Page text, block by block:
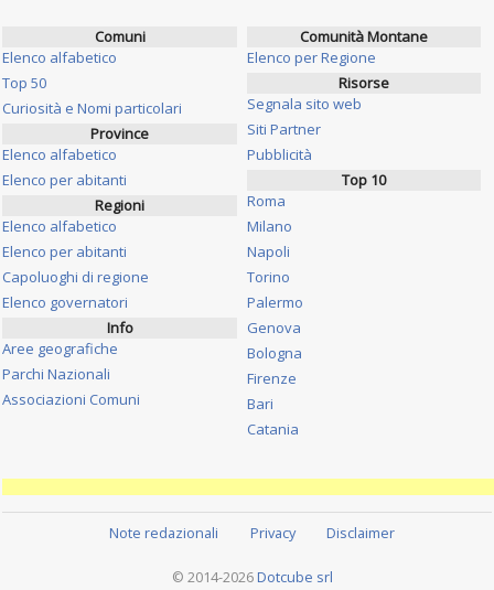
Comuni
Elenco alfabetico
Top 50
Curiosità e Nomi particolari
Province
Elenco alfabetico
Elenco per abitanti
Regioni
Elenco alfabetico
Elenco per abitanti
Capoluoghi di regione
Elenco governatori
Info
Aree geografiche
Parchi Nazionali
Associazioni Comuni
Comunità Montane
Elenco per Regione
Risorse
Segnala sito web
Siti Partner
Pubblicità
Top 10
Roma
Milano
Napoli
Torino
Palermo
Genova
Bologna
Firenze
Bari
Catania
Note redazionali Privacy Disclaimer
© 2014-2026 Dotcube srl